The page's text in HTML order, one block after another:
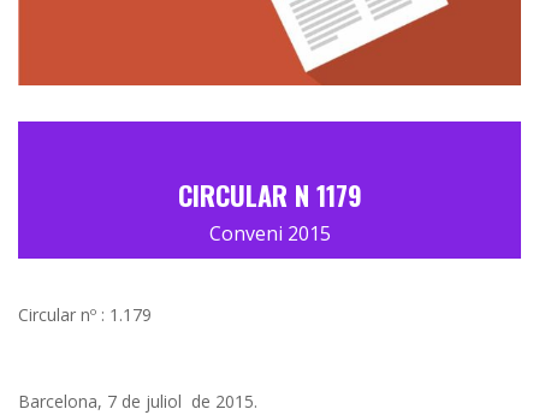
CIRCULAR N 1179
Conveni 2015
Circular nº : 1.179
Barcelona, 7 de juliol de 2015.